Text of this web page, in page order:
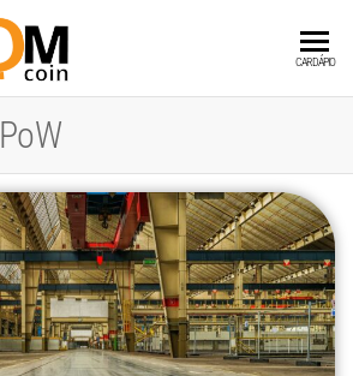
CARDÁPIO
PoW